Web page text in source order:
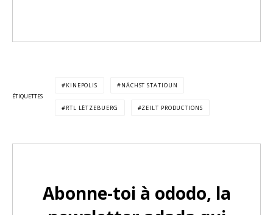
ÉTIQUETTES
KINEPOLIS NÄCHST STATIOUN
RTL LËTZEBUERG ZEILT PRODUCTIONS